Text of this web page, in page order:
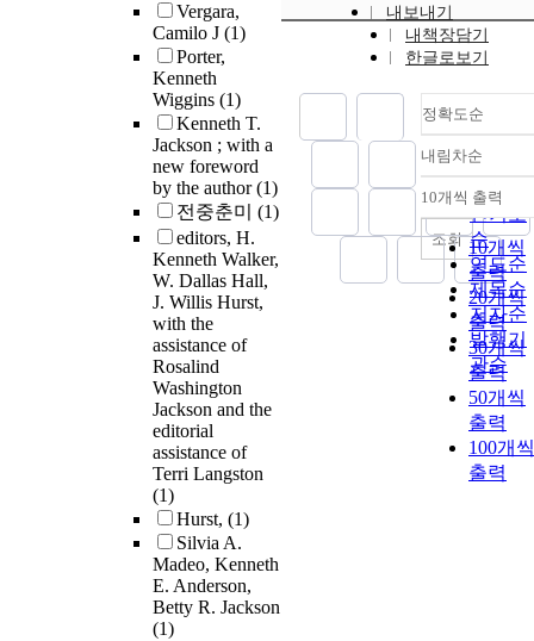
Vergara,
Camilo J (1)
Porter,
Kenneth
Wiggins (1)
Kenneth T.
Jackson ; with a
new foreword
by the author(1)
전중춘미 (1)
editors, H.
Kenneth Walker,
W. Dallas Hall,
J. Willis Hurst,
with the
assistance of
Rosalind
Washington
Jackson and the
editorial
assistance of
Terri Langston
(1)
Hurst, (1)
Silvia A.
Madeo, Kenneth
E. Anderson,
Betty R. Jackson
(1)
내보내기
내책장담기
한글로보기
정확도순
정확도
순
인기도
순
연도순
제목순
저자순
발행기
관순
내림차순
내림차
10개씩 출력
10개씩
출력
20개씩
출력
30개씩
출력
50개씩
출력
100개씩
출력
조회